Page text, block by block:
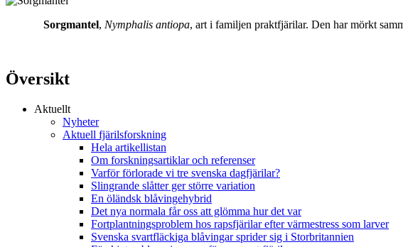
Sorgmantel, Nymphalis antiopa, art i familjen praktfjärilar. Den har mörkt
Översikt
Aktuellt
Nyheter
Aktuell fjärilsforskning
Hela artikellistan
Om forskningsartiklar och referenser
Varför förlorade vi tre svenska dagfjärilar?
Slingrande slåtter ger större variation
En öländsk blåvingehybrid
Det nya normala får oss att glömma hur det var
Fortplantningsproblem hos rapsfjärilar efter värmestress som larver
Svenska svartfläckiga blåvingar sprider sig i Storbritannien